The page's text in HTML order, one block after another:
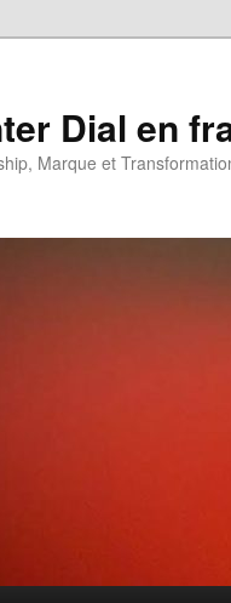
Dial en
Marque et